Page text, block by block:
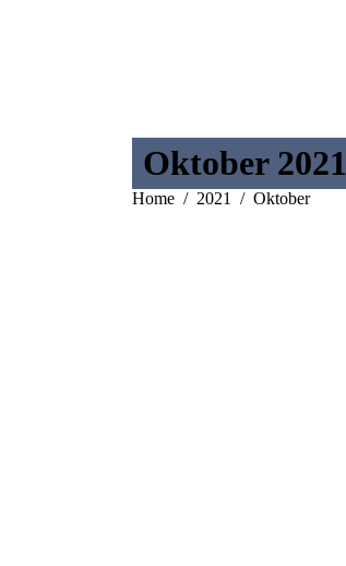
Oktober 2021
You are here:
Home 2021 Oktober